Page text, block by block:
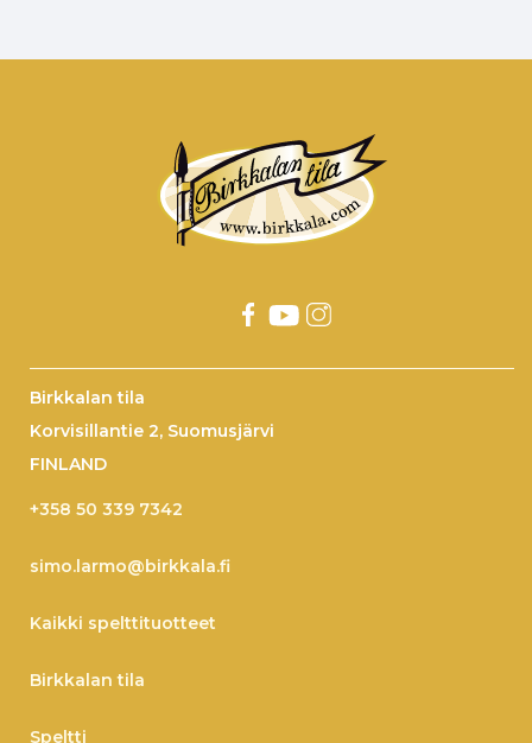
Birkkalan tila
Korvisillantie 2, Suomusjärvi
FINLAND
+358 50 339 7342
simo.larmo@birkkala.fi
Kaikki spelttituotteet
Birkkalan tila
Speltti